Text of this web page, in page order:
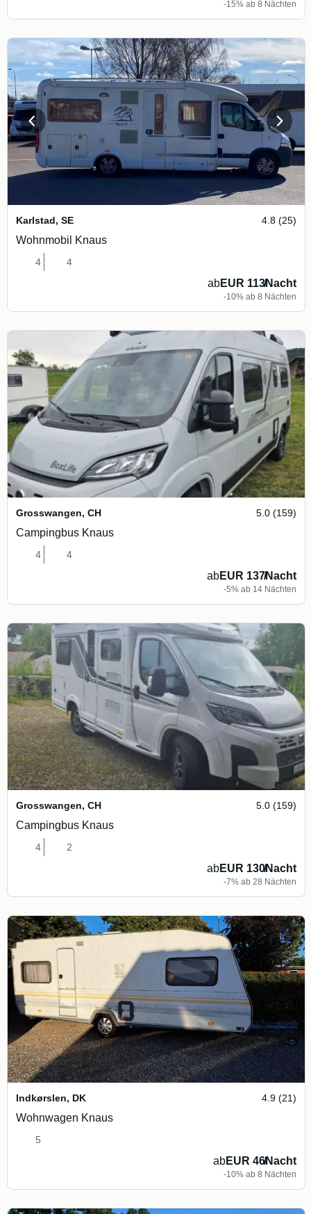
-15% ab 8 Nächten
Karlstad, SE 4.8 (25)
Wohnmobil Knaus
4 4
abEUR 113/Nacht
-10% ab 8 Nächten
Grosswangen, CH 5.0 (159)
Campingbus Knaus
4 4
abEUR 137/Nacht
-5% ab 14 Nächten
Grosswangen, CH 5.0 (159)
Campingbus Knaus
4 2
abEUR 130/Nacht
-7% ab 28 Nächten
Indkørslen, DK 4.9 (21)
Wohnwagen Knaus
5
abEUR 46/Nacht
-10% ab 8 Nächten